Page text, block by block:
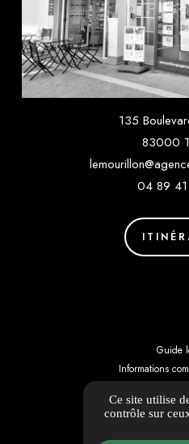
135
83000
04 89
Guide
Informations
Politique de
Ce site utilise
contrôle sur